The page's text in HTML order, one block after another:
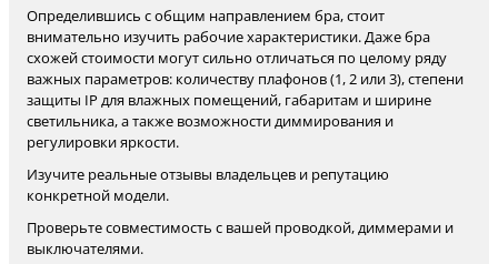
Определившись с общим направлением бра, стоит
внимательно изучить рабочие характеристики. Даже бра
схожей стоимости могут сильно отличаться по целому ряду
важных параметров: количеству плафонов (1, 2 или 3), степени
защиты IP для влажных помещений, габаритам и ширине
светильника, а также возможности диммирования и
регулировки яркости.
Изучите реальные отзывы владельцев и репутацию
конкретной модели.
Проверьте совместимость с вашей проводкой, диммерами и
выключателями.